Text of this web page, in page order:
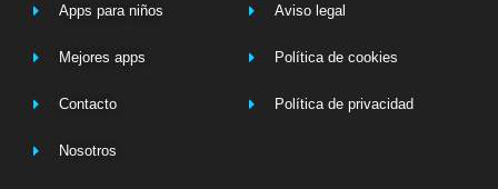
Apps para niños
Mejores apps
Contacto
Nosotros
Aviso legal
Política de cookies
Política de privacidad